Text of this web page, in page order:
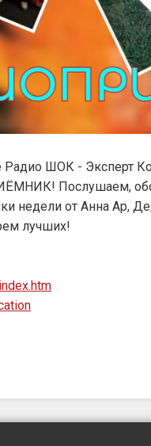
ШОК - Эксперт
Послушаем,
недели от Анна Ар,
лучших!